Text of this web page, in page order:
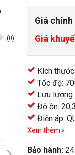
(0)
Giá chính
Giá
Kích
Tốc độ:
Lưu lượng
Độ ồn:
Điện áp:
Xem thêm
Bảo hành: